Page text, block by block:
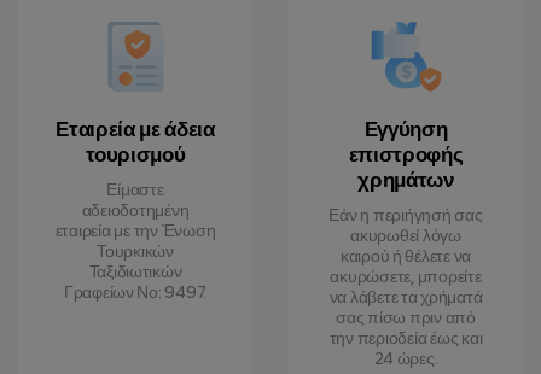
Εταιρεία με άδεια
τουρισμού
Είμαστε
αδειοδοτημένη
εταιρεία με την Ένωση
Τουρκικών
Ταξιδιωτικών
Γραφείων Νο: 9497.
Εγγύηση
επιστροφής
χρημάτων
Εάν η περιήγησή σας
ακυρωθεί λόγω
καιρού ή θέλετε να
ακυρώσετε, μπορείτε
να λάβετε τα χρήματά
σας πίσω πριν από
την περιοδεία έως και
24 ώρες.